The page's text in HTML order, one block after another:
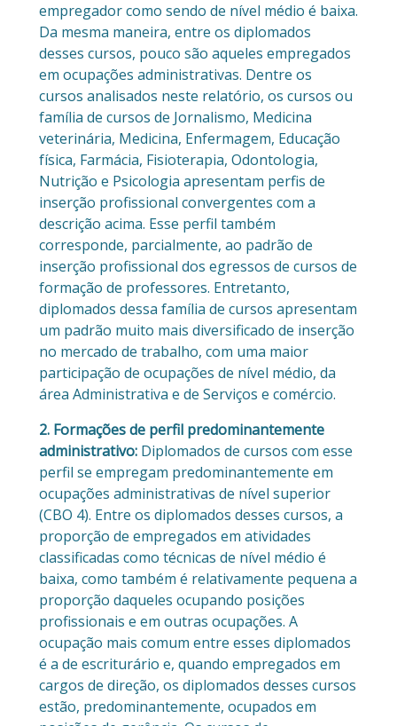
empregador como sendo de nível médio é baixa.
Da mesma maneira, entre os diplomados
desses cursos, pouco são aqueles empregados
em ocupações administrativas. Dentre os
cursos analisados neste relatório, os cursos ou
família de cursos de Jornalismo, Medicina
veterinária, Medicina, Enfermagem, Educação
física, Farmácia, Fisioterapia, Odontologia,
Nutrição e Psicologia apresentam perfis de
inserção profissional convergentes com a
descrição acima. Esse perfil também
corresponde, parcialmente, ao padrão de
inserção profissional dos egressos de cursos de
formação de professores. Entretanto,
diplomados dessa família de cursos apresentam
um padrão muito mais diversificado de inserção
no mercado de trabalho, com uma maior
participação de ocupações de nível médio, da
área Administrativa e de Serviços e comércio.
2. Formações de perfil predominantemente
administrativo: Diplomados de cursos com esse
perfil se empregam predominantemente em
ocupações administrativas de nível superior
(CBO 4). Entre os diplomados desses cursos, a
proporção de empregados em atividades
classificadas como técnicas de nível médio é
baixa, como também é relativamente pequena a
proporção daqueles ocupando posições
profissionais e em outras ocupações. A
ocupação mais comum entre esses diplomados
é a de escriturário e, quando empregados em
cargos de direção, os diplomados desses cursos
estão, predominantemente, ocupados em